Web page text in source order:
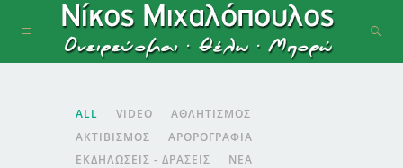
ALL VIDEO
ΑΘΛΗΤΙΣΜΌΣ
ΑΚΤΙΒΙΣΜΌΣ
ΑΡΘΡΟΓΡΑΦΊΑ
ΕΚΔΗΛΏΣΕΙΣ - ΔΡΆΣΕΙΣ
ΝΈΑ